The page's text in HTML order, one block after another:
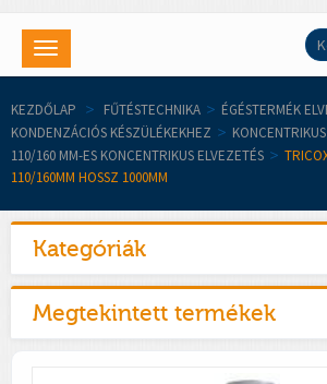
Toggle
navigation
KEZDŐLAP > FŰTÉSTECHNIKA > ÉGÉSTERMÉK
KONDENZÁCIÓS KÉSZÜLÉKEKHEZ >
110/160 MM-ES KONCENTRIKUS ELVEZETÉS >
110/160MM HOSSZ 1000MM
Kategóriák
Megtekintett termékek